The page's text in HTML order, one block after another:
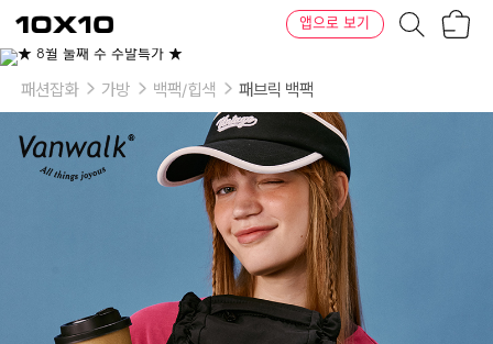
텐
바
텐
앱으로 보기
이
상
패션잡화 가방 백팩/힙색 패브릭 백팩